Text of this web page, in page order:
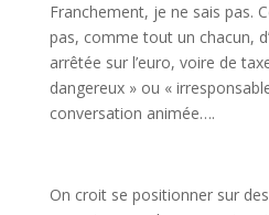
Franchement, je ne sais pas.
pas, comme tout un chacun,
arrêtée sur l’euro, voire de
dangereux » ou «
conversation animée….
On croit se positionner sur